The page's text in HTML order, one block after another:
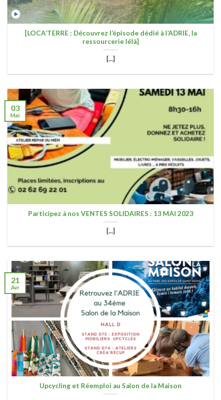
[LOCA’TERRE : Découvrez l’épisode dédié à l’ADRIE, la
ressourcerie lélà]
[...]
Participez à nos VENTES SOLIDAIRES : 13 MAI 2023
[...]
03
Mai
Upcycling et Réemploi au Salon de la Maison
21
Avr